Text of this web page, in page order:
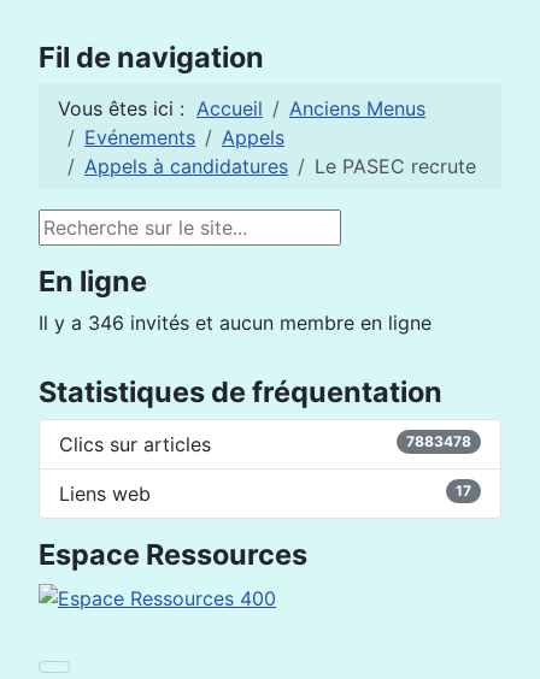
Espace Ressources
Fil de navigation
Vous êtes ici : Accueil
Anciens Menus
Evénements
Appels
Appels à candidatures
Le PASEC recrute
Rechercher
En ligne
Il y a 346 invités et aucun membre en ligne
Statistiques de fréquentation
Clics sur articles 7883478
Liens web 17